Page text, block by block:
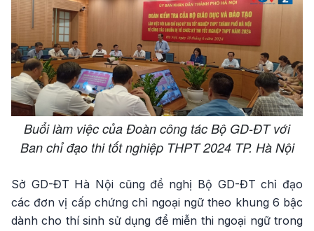
Buổi làm việc của Đoàn công tác Bộ GD-ĐT với
Ban chỉ đạo thi tốt nghiệp THPT 2024 TP. Hà Nội
Sở GD-ĐT Hà Nội cũng đề nghị Bộ GD-ĐT chỉ đạo
các đơn vị cấp chứng chỉ ngoại ngữ theo khung 6 bậc
dành cho thí sinh sử dụng để miễn thi ngoại ngữ trong